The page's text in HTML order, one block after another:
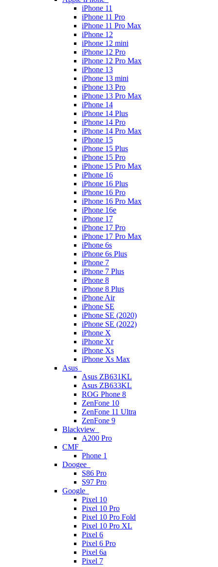
iPhone 11
iPhone 11 Pro
iPhone 11 Pro Max
iPhone 12
iPhone 12 mini
iPhone 12 Pro
iPhone 12 Pro Max
iPhone 13
iPhone 13 mini
iPhone 13 Pro
iPhone 13 Pro Max
iPhone 14
iPhone 14 Plus
iPhone 14 Pro
iPhone 14 Pro Max
iPhone 15
iPhone 15 Plus
iPhone 15 Pro
iPhone 15 Pro Max
iPhone 16
iPhone 16 Plus
iPhone 16 Pro
iPhone 16 Pro Max
iPhone 16e
iPhone 17
iPhone 17 Pro
iPhone 17 Pro Max
iPhone 6s
iPhone 6s Plus
iPhone 7
iPhone 7 Plus
iPhone 8
iPhone 8 Plus
iPhone Air
iPhone SE
iPhone SE (2020)
iPhone SE (2022)
iPhone X
iPhone Xr
iPhone Xs
iPhone Xs Max
Asus
Asus ZB631KL
Asus ZB633KL
ROG Phone 8
ZenFone 10
ZenFone 11 Ultra
ZenFone 9
Blackview
A200 Pro
CMF
Phone 1
Doogee
S86 Pro
S97 Pro
Google
Pixel 10
Pixel 10 Pro
Pixel 10 Pro Fold
Pixel 10 Pro XL
Pixel 6
Pixel 6 Pro
Pixel 6a
Pixel 7